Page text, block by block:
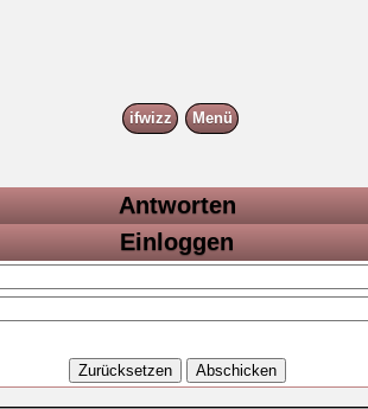
ifwizz Menü
Antworten
Einloggen